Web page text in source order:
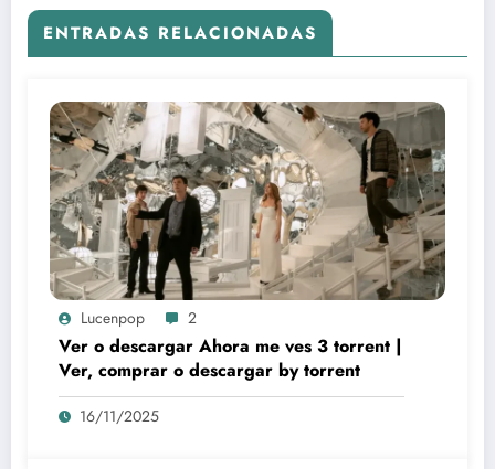
ENTRADAS RELACIONADAS
Lucenpop 2
Ver o descargar Ahora me ves 3 torrent |
Ver, comprar o descargar by torrent
16/11/2025